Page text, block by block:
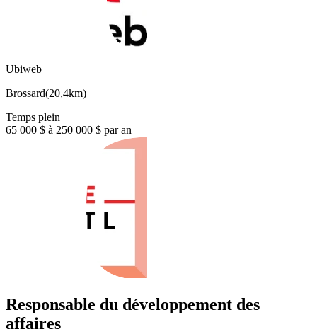
Ubiweb
Brossard(20,4km)
Temps plein
65 000 $ à 250 000 $ par an
Responsable du développement des
affaires